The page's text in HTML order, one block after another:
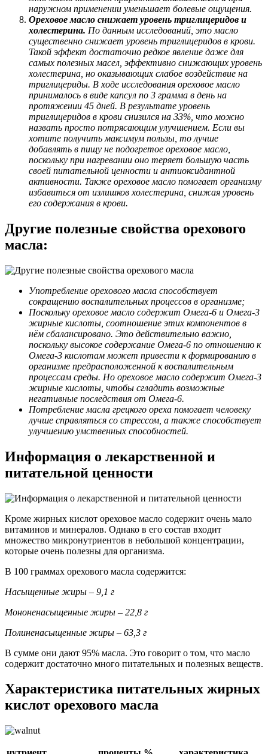
наружном применении уменьшает болевые ощущения.
Ореховое масло снижает уровень триглицеридов и
холестерина. По данным исследований, это масло
существенно снижает уровень триглицеридов в крови.
Такой эффект достаточно редкое явление даже для
самых полезных масел, эффективно снижающих уровень
холестерина, но оказывающих слабое воздействие на
триглицериды. В ходе исследования ореховое масло
принималось в виде капсул по 3 грамма в день на
протяжении 45 дней. В результате уровень
триглицеридов в крови снизился на 33%, что можно
назвать просто потрясающим улучшением. Если вы
хотите получить максимум пользы, то лучше
добавлять в пищу не подогретое ореховое масло,
поскольку при нагревании оно теряет большую часть
своей питательной ценности и антиоксидантной
активности. Также ореховое масло помогает организму
избавиться от излишков холестерина, снижая уровень
его содержания в крови.
Другие полезные свойства орехового
масла:
Употребление орехового масла способствует
сокращению воспалительных процессов в организме;
Поскольку ореховое масло содержит Омега-6 и Омега-3
жирные кислоты, соотношение этих компонентов в
нём сбалансировано. Это действительно важно,
поскольку высокое содержание Омега-6 по отношению к
Омега-3 кислотам может привести к формированию в
организме предрасположенной к воспалительным
процессам среды. Но ореховое масло содержит Омега-3
жирные кислоты, чтобы сгладить возможные
негативные последствия от Омега-6.
Потребление масла грецкого ореха помогает человеку
лучше справляться со стрессом, а также способствует
улучшению умственных способностей.
Информация о лекарственной и
питательной ценности
Кроме жирных кислот ореховое масло содержит очень мало
витаминов и минералов. Однако в его состав входит
множество микронутриентов в небольшой концентрации,
которые очень полезны для организма.
В 100 граммах орехового масла содержится:
Насыщенные жиры – 9,1 г
Мононенасыщенные жиры – 22,8 г
Полиненасыщенные жиры – 63,3 г
В сумме они дают 95% масла. Это говорит о том, что масло
содержит достаточно много питательных и полезных веществ.
Характеристика питательных жирных
кислот орехового масла